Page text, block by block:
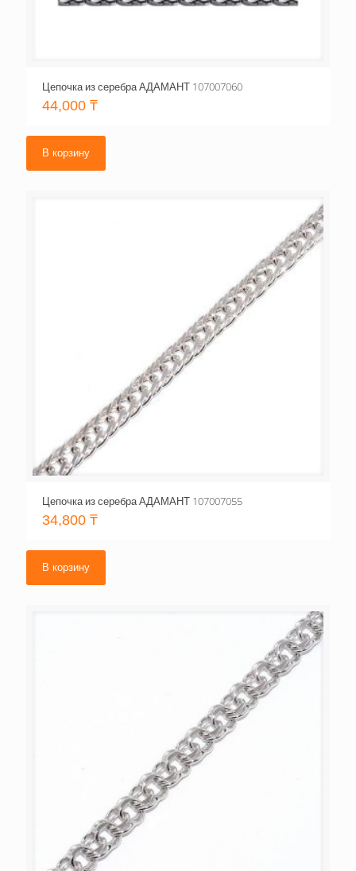
Цепочка из серебра АДАМАНТ 107007060
44,000 ₸
В корзину
Цепочка из серебра АДАМАНТ 107007055
34,800 ₸
В корзину